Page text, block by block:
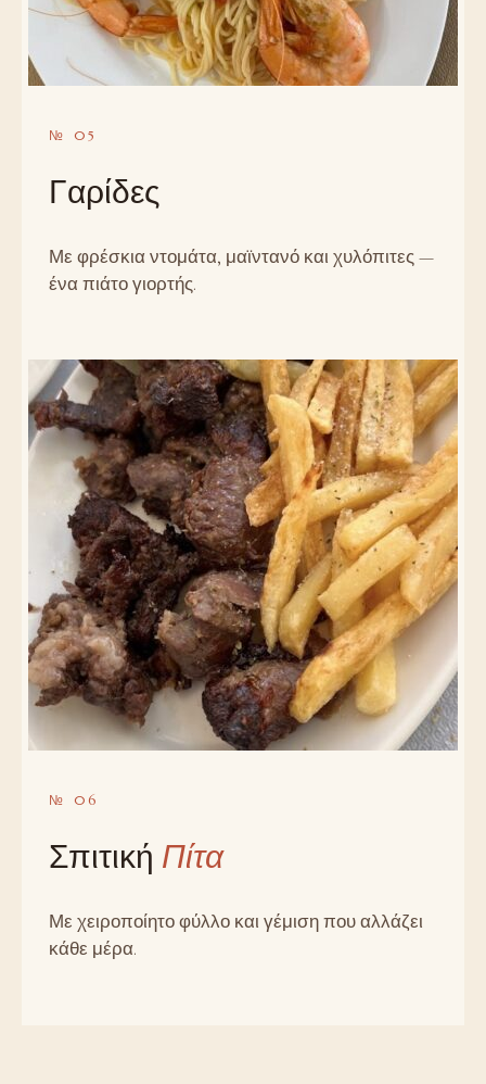
№ 05
Γαρίδες
Με φρέσκια ντομάτα, μαϊντανό και χυλόπιτες —
ένα πιάτο γιορτής.
№ 06
Σπιτική Πίτα
Με χειροποίητο φύλλο και γέμιση που αλλάζει
κάθε μέρα.